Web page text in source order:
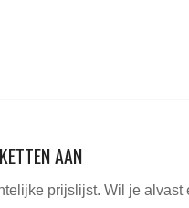
AAN
prijslijst. Wil je